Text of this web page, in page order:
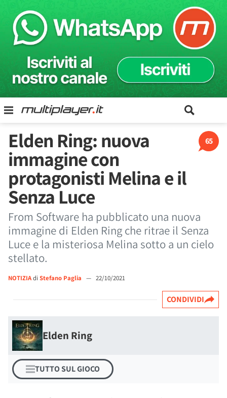
65
Elden Ring: nuova
immagine con
protagonisti Melina e il
Senza Luce
From Software ha pubblicato una nuova
immagine di Elden Ring che ritrae il Senza
Luce e la misteriosa Melina sotto a un cielo
stellato.
NOTIZIAdi Stefano Paglia — 22/10/2021
CONDIVIDI
Elden Ring
TUTTO SUL GIOCO